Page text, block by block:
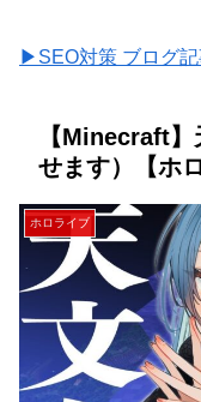
▶SEO対策 ブログ
【Minecraft
せます）【ホ
ホロライブ